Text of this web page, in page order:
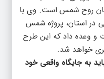
روح شمس است. وی با
پروژه فرهنگی در استان، پروژه شمس
و وعده داد که این طرح
خواهد شد.
به جایگاه واقعی خود